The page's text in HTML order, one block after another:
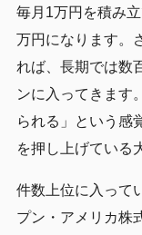
毎月1万円を積み
万円になります。
れば、長期では数
ンに入ってきます
られる」という感
を押し上げている
件数上位に入って
プン・アメリカ株